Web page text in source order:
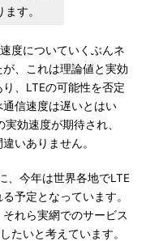
す。
度についていくぶんネ
、これは理論値と実効
、LTEの可能性を否定
信速度は遅いとはい
効速度が期待され、
いありません。
、今年は世界各地でLTE
予定となっています。
れら実網でのサービス
たいと考えています。